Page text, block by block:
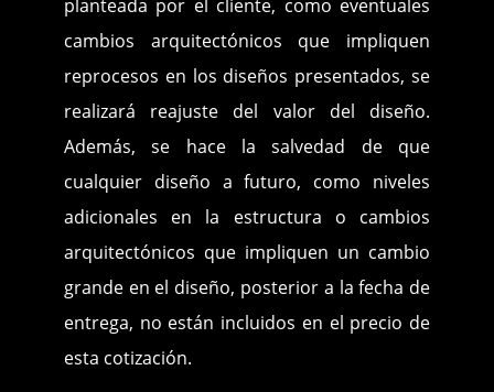
planteada por el cliente, como eventuales
cambios arquitectónicos que impliquen
reprocesos en los diseños presentados, se
realizará reajuste del valor del diseño.
Además, se hace la salvedad de que
cualquier diseño a futuro, como niveles
adicionales en la estructura o cambios
arquitectónicos que impliquen un cambio
grande en el diseño, posterior a la fecha de
entrega, no están incluidos en el precio de
esta cotización.